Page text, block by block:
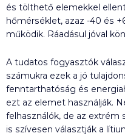
és tölthető elemekkel
hőmérséklet, azaz -40 és
működik. Ráadásul jóval
A tudatos fogyasztók
számukra ezek a jó
fenntarthatóság és
ezt az elemet használják.
felhasználók, de az extrém
is szívesen választják a